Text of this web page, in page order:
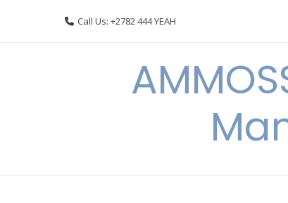
Call Us: +2782 444 YEAH